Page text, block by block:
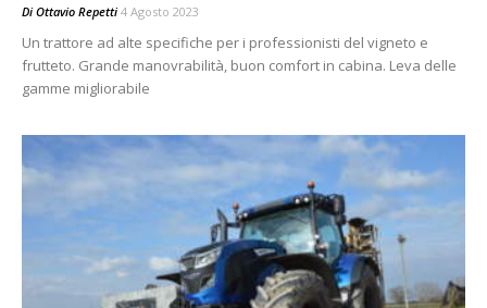
Di Ottavio Repetti 4 Agosto 2023
Un trattore ad alte specifiche per i professionisti del vigneto e
frutteto. Grande manovrabilità, buon comfort in cabina. Leva delle
gamme migliorabile